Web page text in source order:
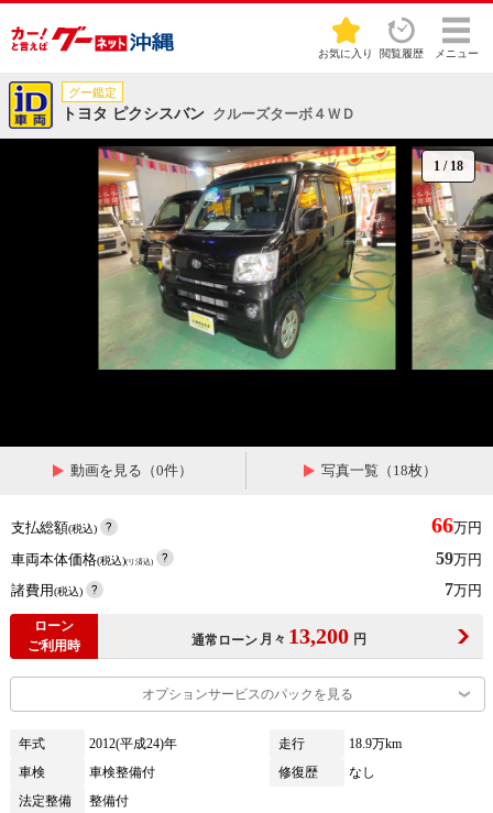
お気に入り 閲覧履歴 メニュー
グー鑑定
トヨタ ピクシスバン クルーズターボ４ＷＤ
1 / 18
動画を見る（0件） 写真一覧（18枚）
支払総額(税込) 66万円
車両本体価格(税込)(リ済込) 59万円
諸費用(税込) 7万円
ローン
ご利用時
通常ローン 月々 13,200 円
オプションサービスのパックを見る
年式 2012(平成24)年 走行
18.9万km
車検
車検整備付 修復歴
なし
法定整備
整備付